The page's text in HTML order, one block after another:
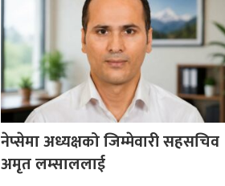
नेप्सेमा अध्यक्षको जिम्मेवारी सहसचिव
अमृत लम्साललाई